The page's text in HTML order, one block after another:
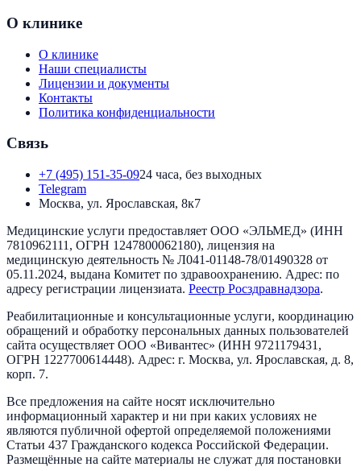
О клинике
О клинике
Наши специалисты
Лицензии и документы
Контакты
Политика конфиденциальности
Связь
+7 (495) 151-35-0924 часа, без выходных
Telegram
Москва, ул. Ярославская, 8к7
Медицинские услуги предоставляет ООО «ЭЛЬМЕД» (ИНН
7810962111 , ОГРН 1247800062180), лицензия на
медицинскую деятельность № Л041-01148-78/01490328 от
05.11.2024, выдана Комитет по здравоохранению. Адрес: по
адресу регистрации лицензиата. Реестр Росздравнадзора.
Реабилитационные и консультационные услуги, координацию
обращений и обработку персональных данных пользователей
сайта осуществляет ООО «Вивантес» (ИНН 9721179431 ,
ОГРН 1227700614448). Адрес: г. Москва, ул. Ярославская, д. 8,
корп. 7.
Все предложения на сайте носят исключительно
информационный характер и ни при каких условиях не
являются публичной офертой определяемой положениями
Статьи 437 Гражданского кодекса Российской Федерации.
Размещённые на сайте материалы не служат для постановки